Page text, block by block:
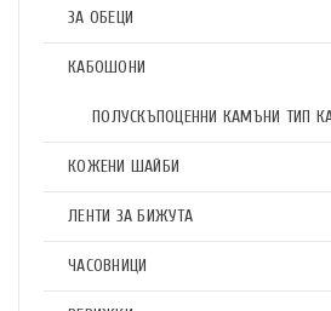
ЗА ОБЕЦИ
КАБОШОНИ
ПОЛУСКЪПОЦЕННИ КАМЪНИ ТИП
КОЖЕНИ ШАЙБИ
ЛЕНТИ ЗА БИЖУТА
ЧАСОВНИЦИ